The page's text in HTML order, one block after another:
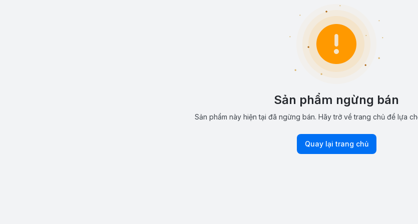
Sản phẩm ngừng bán
Sản phẩm này hiện tại đã ngừng bán. Hãy trở về trang chủ để lựa
Quay lại trang chủ